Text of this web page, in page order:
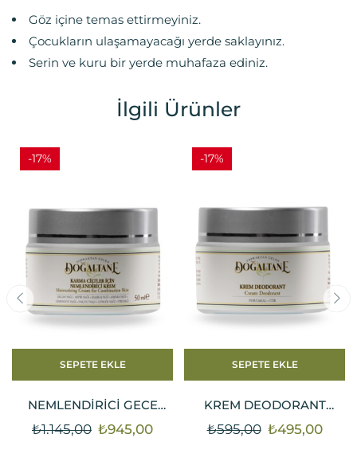
Göz içine temas ettirmeyiniz.
Çocukların ulaşamayacağı yerde saklayınız.
Serin ve kuru bir yerde muhafaza ediniz.
İlgili Ürünler
-17%
SEPETE EKLE
NEMLENDIRICI GECE
KREMI – KARMA CILTLER |
%100 DOĞAL & VEGAN –
₺1.145,00 ₺945,00
-17%
SEPETE EKLE
KREM DEODORANT
(PORTAKAL–ITIR) 30 ML |
DOĞAL & VEGAN TER
₺595,00 ₺495,00